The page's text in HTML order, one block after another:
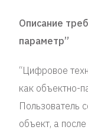
Описание
параметр”
“Цифровое
как объектно-
Пользователь
объект, а